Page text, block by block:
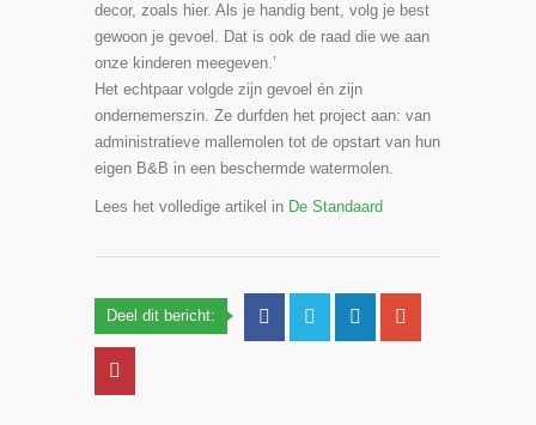
decor, zoals hier. Als je handig bent, volg je best
gewoon je gevoel. Dat is ook de raad die we aan
onze kinderen meegeven.’
Het echtpaar volgde zijn gevoel én zijn
ondernemerszin. Ze durfden het project aan: van
administratieve mallemolen tot de opstart van hun
eigen B&B in een beschermde watermolen.
Lees het volledige artikel in De Standaard
Deel dit bericht: